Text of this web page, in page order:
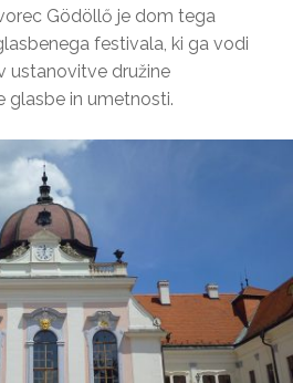
Gödöllő je dom tega
festivala, ki ga vodi
ustanovitve družine
glasbe in umetnosti.